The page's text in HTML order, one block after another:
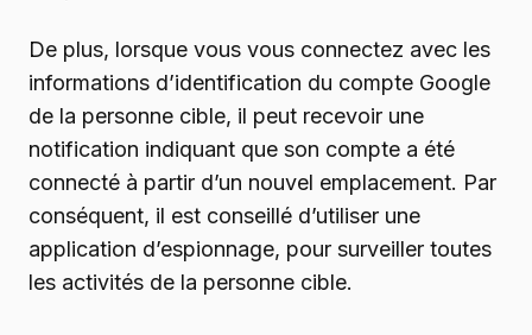
De plus, lorsque vous vous connectez avec les
informations d’identification du compte Google
de la personne cible, il peut recevoir une
notification indiquant que son compte a été
connecté à partir d’un nouvel emplacement. Par
conséquent, il est conseillé d’utiliser une
application d’espionnage, pour surveiller toutes
les activités de la personne cible.